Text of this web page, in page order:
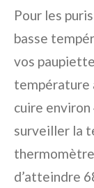
Pour les
basse
vos
température
cuire environ
surveiller la
d’atteindre